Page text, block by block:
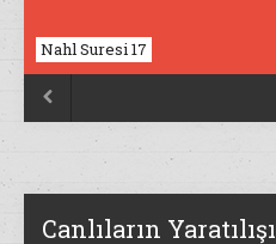
Nahl Suresi 17

Canlıların Yaratılışı